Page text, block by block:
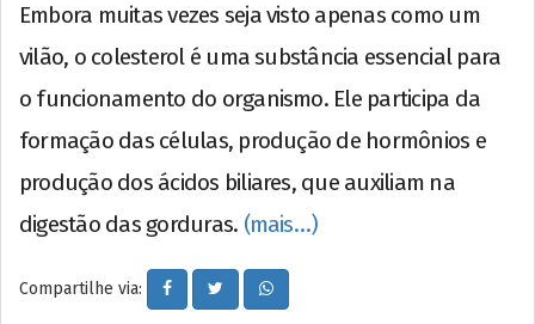
Embora muitas vezes seja visto apenas como um
vilão, o colesterol é uma substância essencial para
o funcionamento do organismo. Ele participa da
formação das células, produção de hormônios e
produção dos ácidos biliares, que auxiliam na
digestão das gorduras. (mais…)
Compartilhe via: